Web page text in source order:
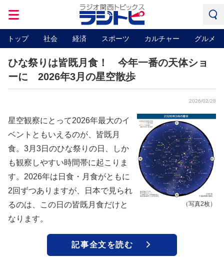
トップ 社会 経済 スポーツ カルチャー グルメ
ひな祭りは皆既月食！ 今年一番の天体ショ
ーに 2026年3月の星空散歩
2026/02/28
（写真2枚）
星空観察にとって2026年最大のイ
ベントともいえるのが、皆既月
食。3月3日のひな祭りの日、しか
も観察しやすい時間帯に起こりま
す。2026年は日食・月食がともに
2回ずつありますが、日本で見られ
るのは、この日の皆既月食だけと
なります。
記事全文を読む